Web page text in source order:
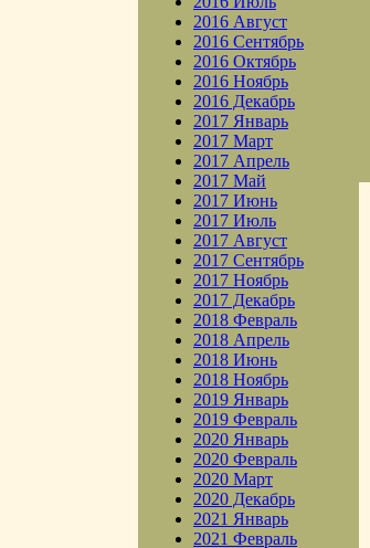
2016 Август
2016 Сентябрь
2016 Октябрь
2016 Ноябрь
2016 Декабрь
2017 Январь
2017 Март
2017 Апрель
2017 Май
2017 Июнь
2017 Июль
2017 Август
2017 Сентябрь
2017 Ноябрь
2017 Декабрь
2018 Февраль
2018 Апрель
2018 Июнь
2018 Ноябрь
2019 Январь
2019 Февраль
2020 Январь
2020 Февраль
2020 Март
2020 Декабрь
2021 Январь
2021 Февраль